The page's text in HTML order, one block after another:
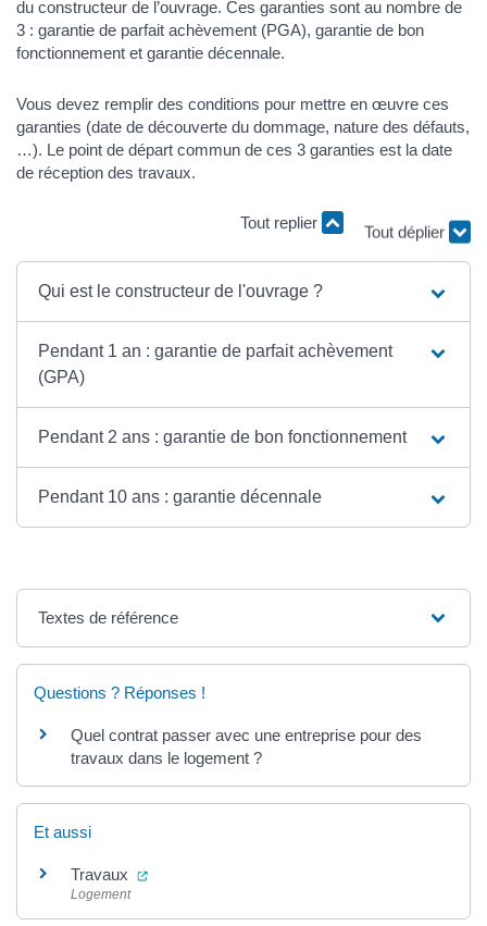
du constructeur de l’ouvrage. Ces garanties sont au nombre de
3 : garantie de parfait achèvement (PGA), garantie de bon
fonctionnement et garantie décennale.
Vous devez remplir des conditions pour mettre en œuvre ces
garanties (date de découverte du dommage, nature des défauts,
…). Le point de départ commun de ces 3 garanties est la date
de réception des travaux.
Tout replier
Tout déplier
Qui est le constructeur de l'ouvrage ?
Pendant 1 an : garantie de parfait achèvement
(GPA)
Pendant 2 ans : garantie de bon fonctionnement
Pendant 10 ans : garantie décennale
Textes de référence
Questions ? Réponses !
Quel contrat passer avec une entreprise pour des
travaux dans le logement ?
Et aussi
Travaux (ouverture dans un nouvel onglet)
Logement